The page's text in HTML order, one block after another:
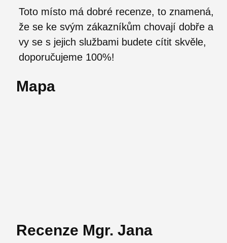
Toto místo má dobré recenze, to znamená,
že se ke svým zákazníkům chovají dobře a
vy se s jejich službami budete cítit skvěle,
doporučujeme 100%!
Mapa
Recenze Mgr. Jana